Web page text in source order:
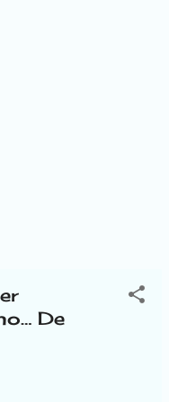
de
ruinosas…
ha servido
que me
He
y
De